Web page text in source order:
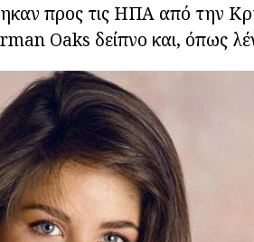
προς τις ΗΠΑ από την
Oaks δείπνο και, όπως